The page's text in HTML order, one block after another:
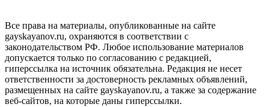
Все права на материалы, опубликованные на сайте
gayskayanov.ru, охраняются в соответствии с
законодательством РФ. Любое использование материалов
допускается только по согласованию с редакцией,
гиперссылка на источник обязательна. Редакция не несет
ответственности за достоверность рекламных объявлений,
размещенных на сайте gayskayanov.ru, а также за содержание
веб-сайтов, на которые даны гиперссылки.